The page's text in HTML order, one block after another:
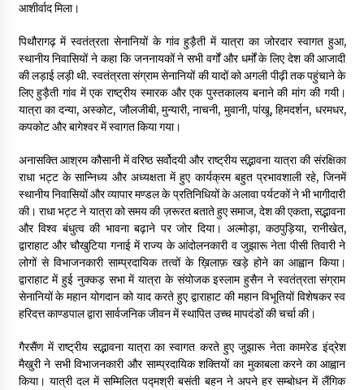
आशीर्वाद मिला।
पिथौरागढ़ में स्वतंत्रता सेनानियों के गांव हुड़ैती में यात्रा का जोरदार स्वागत हुआ,
स्थानीय निवासियों ने कहा कि जननायकों ने सभी वर्गों और धर्मों के लिए देश की आजादी
की लड़ाई लड़ी थी. स्वतंत्रता संग्राम सेनानियों की यादों को अगली पीढ़ी तक पहुंचाने के
लिए हुड़ैती गांव में एक राष्ट्रीय स्मारक और एक पुस्तकालय बनाने की मांग की गयी।
यात्रा का दन्या, अस्कोट, जौलजीबी, मुन्यारी, नाचनी, मुवानी, पांखू, हिमदर्शन, धरमधर,
कपकोट और बागेश्वर में स्वागत किया गया।
अनासक्ति आश्रम कौसानी में वरिष्ठ सर्वोदयी और राष्ट्रीय सद्भावना यात्रा की संरक्षिका
राधा भट्ट के सान्निध्य और अध्यक्षता में हुए कार्यक्रम बहुत प्रभावशाली रहे, जिनमें
स्थानीय निवासियों और व्यापार मण्डल के प्रतिनिधियों के अलावा पर्यटकों ने भी भागीदारी
की। राधा भट्ट ने यात्रा को समय की ज़रूरत बताते हुए समाज, देश की एकता, सद्भावना
और विश्व बंधुत्व की भावना बढ़ाने पर जोर दिया। अल्मोड़ा, कठपुड़िया, रानीखेत,
द्वाराहाट और चौखुटिया गनाई में राज्य के आंदोलनकारी व जुझारू नेता पीसी तिवारी ने
लोगों से विभाजनकारी साम्प्रदायिक तत्वों के ख़िलाफ़ खड़े होने का आह्वान किया।
द्वाराहाट में हुई नुक्कड़ सभा में यात्रा के संयोजक इस्लाम हुसैन ने स्वतंत्रता संग्राम
सेनानियों के महान योगदान को याद करते हुए द्वाराहाट की महान विभूतियों विशेषकर स्व
हरिदत्त काण्डपाल द्वारा सार्वजनिक जीवन में स्थापित उच्च मापदंडों की चर्चा की।
गैरसैंण में राष्ट्रीय सद्भावना यात्रा का स्वागत करते हुए जुझारू नेता कामरेड इंद्रेश
मैखुरी ने सभी विभाजनकारी और साम्प्रदायिक शक्तियों का मुकाबला करने का आह्वान
किया। यात्री दल में सम्मिलित पद्मश्री बसंती बहन ने अपने हर सम्बोधन में लैंगिक